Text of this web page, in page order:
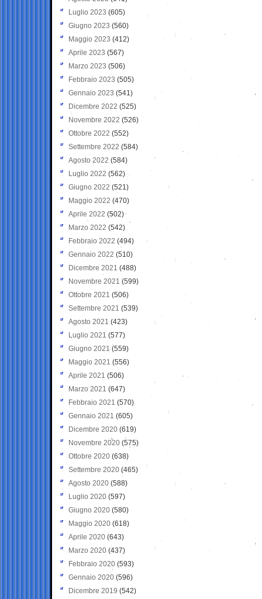
Luglio 2023 (605)
Giugno 2023 (560)
Maggio 2023 (412)
Aprile 2023 (567)
Marzo 2023 (506)
Febbraio 2023 (505)
Gennaio 2023 (541)
Dicembre 2022 (525)
Novembre 2022 (526)
Ottobre 2022 (552)
Settembre 2022 (584)
Agosto 2022 (584)
Luglio 2022 (562)
Giugno 2022 (521)
Maggio 2022 (470)
Aprile 2022 (502)
Marzo 2022 (542)
Febbraio 2022 (494)
Gennaio 2022 (510)
Dicembre 2021 (488)
Novembre 2021 (599)
Ottobre 2021 (506)
Settembre 2021 (539)
Agosto 2021 (423)
Luglio 2021 (577)
Giugno 2021(559)
Maggio 2021 (556)
Aprile 2021 (506)
Marzo 2021 (647)
Febbraio 2021 (570)
Gennaio 2021 (605)
Dicembre 2020 (619)
Novembre 2020 (575)
Ottobre 2020 (638)
Settembre 2020(465)
Agosto 2020 (588)
Luglio 2020 (597)
Giugno 2020 (580)
Maggio 2020 (618)
Aprile 2020 (643)
Marzo 2020 (437)
Febbraio 2020 (593)
Gennaio 2020 (596)
Dicembre 2019 (542)